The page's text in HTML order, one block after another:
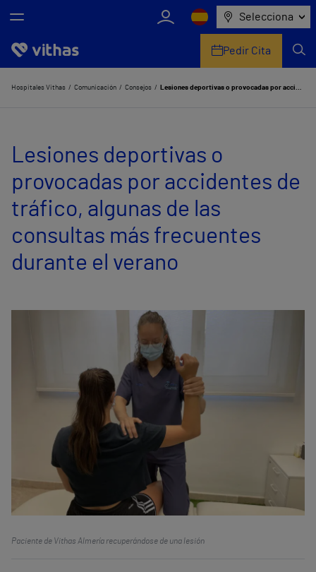
Selecciona
Nosotros
Servicios de salud
Equipo médico y asistencial
Comunicación
Pedir Cita
Hospitales Vithas Comunicación Consejos Lesiones deportivas o provocadas por accidentes de tráfico, algunas de las consultas más frecuentes durante el verano
Lesiones deportivas o
provocadas por accidentes de
tráfico, algunas de las
consultas más frecuentes
durante el verano
Paciente de Vithas Almería recuperándose de una lesión